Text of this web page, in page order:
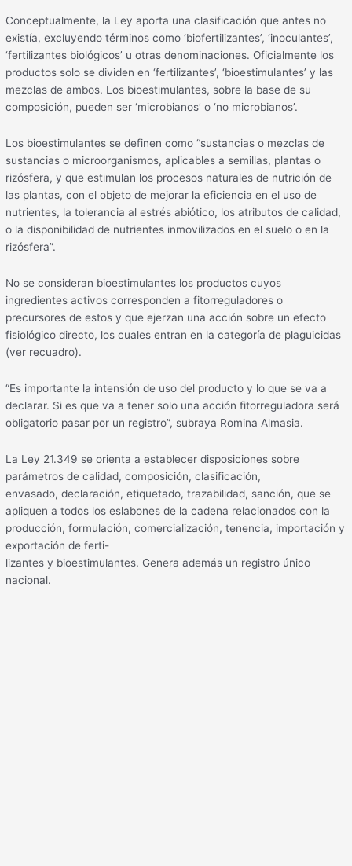
Conceptualmente, la Ley aporta una clasificación que antes no
existía, excluyendo términos como ‘biofertilizantes’, ‘inoculantes’,
‘fertilizantes biológicos’ u otras denominaciones. Oficialmente los
productos solo se dividen en ‘fertilizantes’, ‘bioestimulantes’ y las
mezclas de ambos. Los bioestimulantes, sobre la base de su
composición, pueden ser ‘microbianos’ o ‘no microbianos’.
Los bioestimulantes se definen como “sustancias o mezclas de
sustancias o microorganismos, aplicables a semillas, plantas o
rizósfera, y que estimulan los procesos naturales de nutrición de
las plantas, con el objeto de mejorar la eficiencia en el uso de
nutrientes, la tolerancia al estrés abiótico, los atributos de calidad,
o la disponibilidad de nutrientes inmovilizados en el suelo o en la
rizósfera”.
No se consideran bioestimulantes los productos cuyos
ingredientes activos corresponden a fitorreguladores o
precursores de estos y que ejerzan una acción sobre un efecto
fisiológico directo, los cuales entran en la categoría de plaguicidas
(ver recuadro).
“Es importante la intensión de uso del producto y lo que se va a
declarar. Si es que va a tener solo una acción fitorreguladora será
obligatorio pasar por un registro”, subraya Romina Almasia.
La Ley 21.349 se orienta a establecer disposiciones sobre
parámetros de calidad, composición, clasificación,
envasado, declaración, etiquetado, trazabilidad, sanción, que se
apliquen a todos los eslabones de la cadena relacionados con la
producción, formulación, comercialización, tenencia, importación y
exportación de ferti-
lizantes y bioestimulantes. Genera además un registro único
nacional.